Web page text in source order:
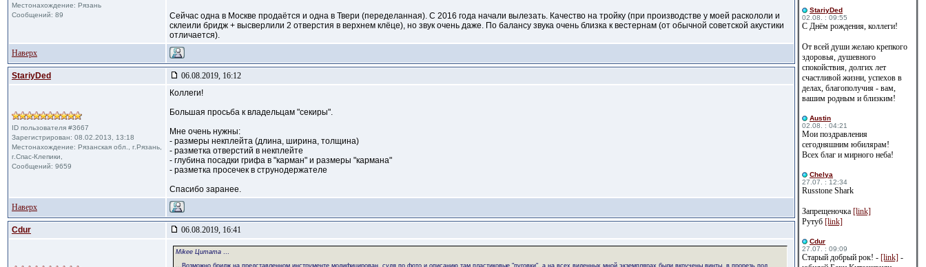
Местонахождение: Рязань
Сообщений: 89
Сейчас одна в Москве продаётся и одна в Твери (переделанная). С 2016 года начали вылезать. Качество на тройку (при производстве у моей раскололи и
склеили бридж + высверлили 2 отверстия в верхнем клёце), но звук очень даже. По балансу звука очень близка к вестернам (от обычной советской акустики
отличается).
Наверх
StariyDed 06.08.2019, 16:12
ID пользователя #3667
Зарегистрирован: 08.02.2013, 13:18
Местонахождение: Рязанская обл., г.Рязань,
г.Спас-Клепики,
Сообщений: 9659
Коллеги!
Большая просьба к владельцам "секиры".
Мне очень нужны:
- размеры некплейта (длина, ширина, толщина)
- разметка отверстий в некплейте
- глубина посадки грифа в "карман" и размеры "кармана"
- разметка просечек в струнодержателе
Спасибо заранее.
Наверх
Cdur 06.08.2019, 16:41
Mikee Цитата ...
...Возможно бридж на представленном инструменте модифицирован, судя по фото и описанию там пластиковые "пуговки", а на всех виденных мной экземплярах были вкручены винты, в прорезь под
StariyDed
02.08. : 09:55
С Днём рождения, коллеги!
От всей души желаю крепкого
здоровья, душевного
спокойствия, долгих лет
счастливой жизни, успехов в
делах, благополучия - вам,
вашим родным и близким!
Austin
02.08. : 04:21
Мои поздравления
сегодняшним юбилярам!
Всех благ и мирного неба!
Сhelya
27.07. : 12:34
Russtone Shark
Запрещеночка [link]
Рутуб [link]
Cdur
27.07. : 09:09
Старый добрый рок! - [link] -